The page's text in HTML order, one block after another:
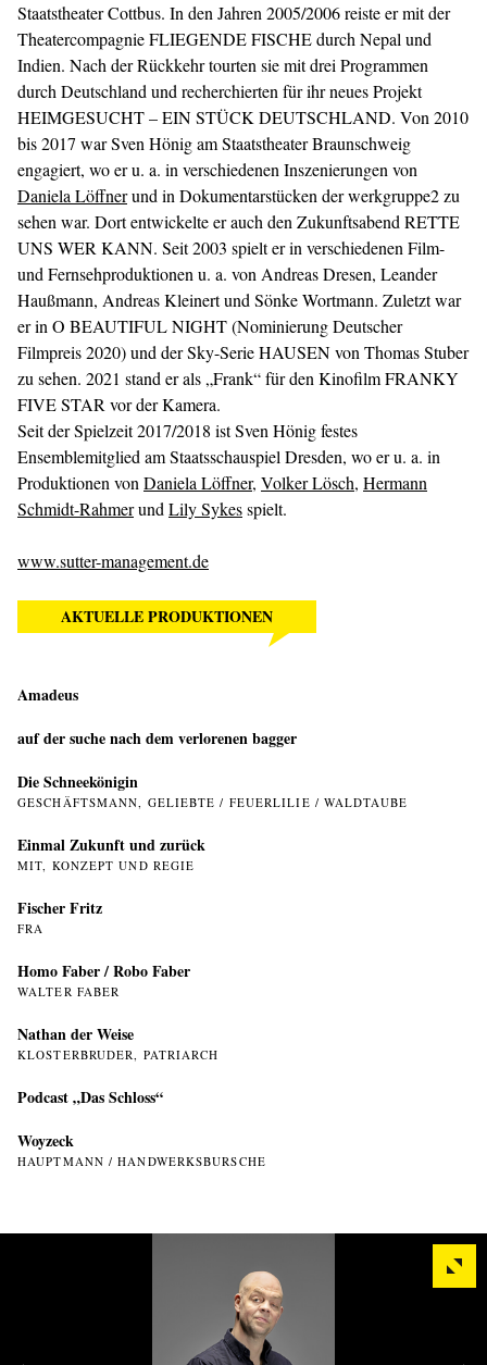
Staatstheater Cottbus. In den Jahren 2005/2006 reiste er mit der
Theatercompagnie FLIEGENDE FISCHE durch Nepal und
Indien. Nach der Rückkehr tourten sie mit drei Programmen
durch Deutschland und recherchierten für ihr neues Projekt
HEIMGESUCHT – EIN STÜCK DEUTSCHLAND. Von 2010
bis 2017 war Sven Hönig am Staatstheater Braunschweig
engagiert, wo er u. a. in verschiedenen Inszenierungen von
Daniela Löffnerund in Dokumentarstücken der werkgruppe2 zu
sehen war. Dort entwickelte er auch den Zukunftsabend RETTE
UNS WER KANN. Seit 2003 spielt er in verschiedenen Film-
und Fernsehproduktionen u. a. von Andreas Dresen, Leander
Haußmann, Andreas Kleinert und Sönke Wortmann. Zuletzt war
er in O BEAUTIFUL NIGHT (Nominierung Deutscher
Filmpreis 2020) und der Sky-Serie HAUSEN von Thomas Stuber
zu sehen. 2021 stand er als „Frank“ für den Kinofilm FRANKY
FIVE STAR vor der Kamera.
Seit der Spielzeit 2017/2018 ist Sven Hönig festes
Ensemblemitglied am Staatsschauspiel Dresden, wo er u. a. in
Produktionen von Daniela Löffner, Volker Lösch, Hermann
Schmidt-Rahmerund Lily Sykesspielt.
www.sutter-management.de
AKTUELLE PRODUKTIONEN
Amadeus
auf der suche nach dem verlorenen bagger
Die Schneekönigin
GESCHÄFTSMANN, GELIEBTE / FEUERLILIE / WALDTAUBE
Einmal Zukunft und zurück
MIT, KONZEPT UND REGIE
Fischer Fritz
FRA
Homo Faber / Robo Faber
WALTER FABER
Nathan der Weise
KLOSTERBRUDER, PATRIARCH
Podcast „Das Schloss“
Woyzeck
HAUPTMANN / HANDWERKSBURSCHE